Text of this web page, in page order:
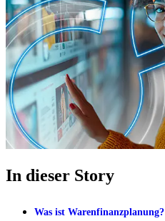
In dieser Story
Was ist Warenfinanzplanung?